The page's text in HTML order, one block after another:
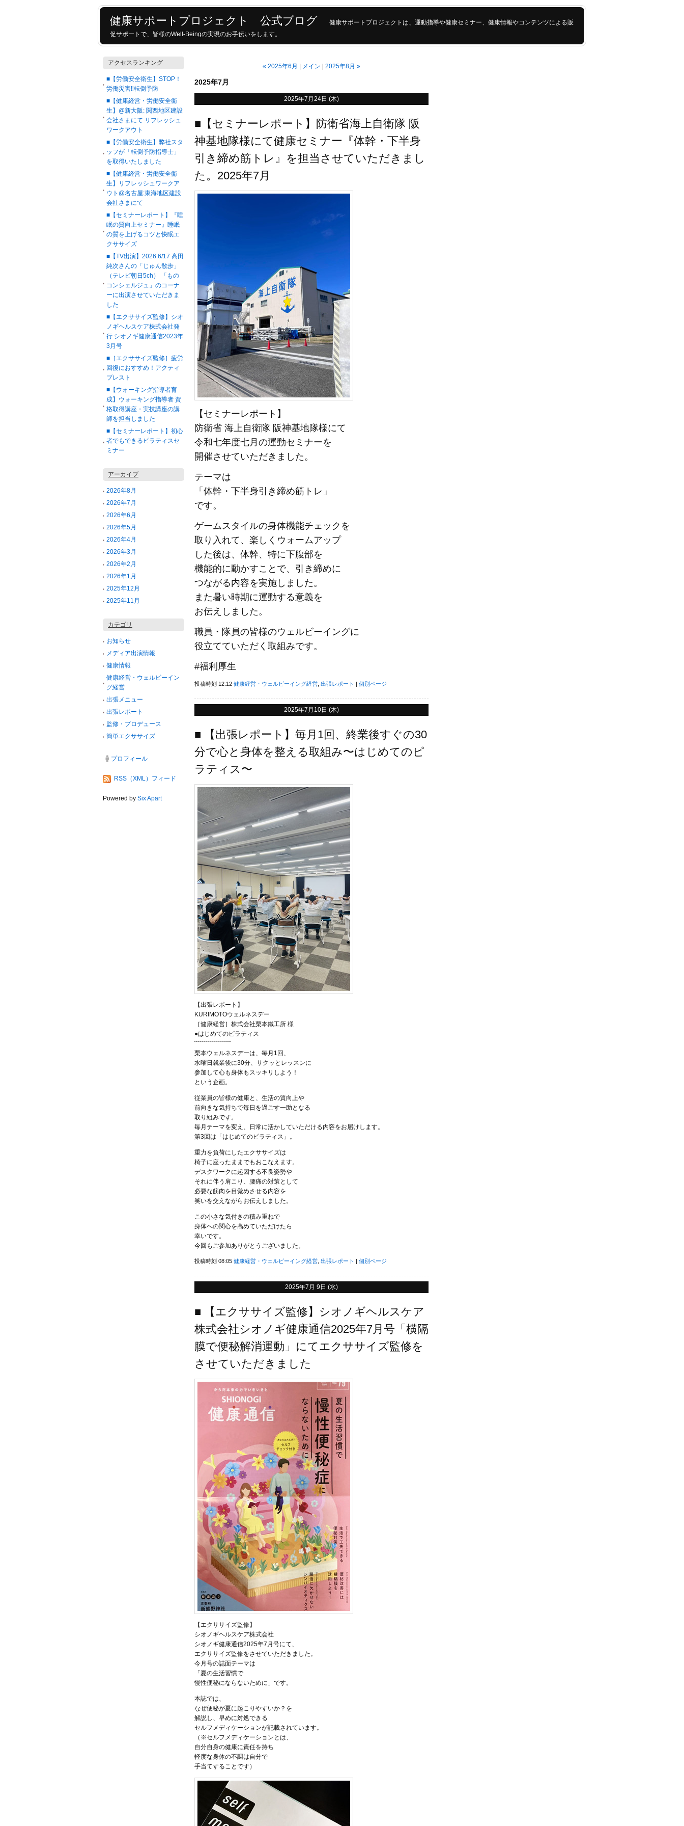
健康サポートプロジェクト 公式ブログ
健康サポートプロジェクトは、運動指導や健康セミナー、健康情報やコンテンツによる販
促サポートで、皆様のWell-Beingの実現のお手伝いをします。
アクセスランキング
■【労働安全衛生】STOP！
労働災害‼転倒予防
■【健康経営・労働安全衛
生】@新大阪: 関西地区建設
会社さまにて リフレッシュ
ワークアウト
■【労働安全衛生】弊社スタ
ッフが「転倒予防指導士」
を取得いたしました
■【健康経営・労働安全衛
生】リフレッシュワークア
ウト@名古屋:東海地区建設
会社さまにて
■【セミナーレポート】『睡
眠の質向上セミナー』睡眠
の質を上げるコツと快眠エ
クササイズ
■【TV出演】2026.6/17 高田
純次さんの「じゅん散歩」
（テレビ朝日5ch） 「もの
コンシェルジュ」のコーナ
ーに出演させていただきま
した
■【エクササイズ監修】シオ
ノギヘルスケア株式会社発
行 シオノギ健康通信2023年
3月号
■［エクササイズ監修］疲労
回復におすすめ！アクティ
ブレスト
■【ウォーキング指導者育
成】ウォーキング指導者 資
格取得講座・実技講座の講
師を担当しました
■【セミナーレポート】初心
者でもできるピラティスセ
ミナー
アーカイブ
2026年8月
2026年7月
2026年6月
2026年5月
2026年4月
2026年3月
2026年2月
2026年1月
2025年12月
2025年11月
カテゴリ
お知らせ
メディア出演情報
健康情報
健康経営・ウェルビーイン
グ経営
出張メニュー
出張レポート
監修・プロデュース
簡単エクササイズ
プロフィール
RSS（XML）フィード
Powered by Six Apart
« 2025年6月 メイン 2025年8月 »
2025年7月
2025年7月24日 (木)
■【セミナーレポート】防衛省海上自衛隊 阪
神基地隊様にて健康セミナー『体幹・下半身
引き締め筋トレ』を担当させていただきまし
た。2025年7月
【セミナーレポート】
防衛省 海上自衛隊 阪神基地隊様にて
令和七年度七月の運動セミナーを
開催させていただきました。
テーマは
「体幹・下半身引き締め筋トレ」
です。
ゲームスタイルの身体機能チェックを
取り入れて、楽しくウォームアップ
した後は、体幹、特に下腹部を
機能的に動かすことで、引き締めに
つながる内容を実施しました。
また暑い時期に運動する意義を
お伝えしました。
職員・隊員の皆様のウェルビーイングに
役立てていただく取組みです。
#福利厚生
投稿時刻 12:12 健康経営・ウェルビーイング経営 出張レポート | 個別ページ
2025年7月10日 (木)
■ 【出張レポート】毎月1回、終業後すぐの30
分で心と身体を整える取組み〜はじめてのピ
ラティス〜
【出張レポート】
KURIMOTOウェルネスデー
［健康経営］株式会社栗本鐵工所 様
●はじめてのピラティス
¨¨¨¨¨¨¨¨¨¨¨¨¨¨¨¨¨¨
栗本ウェルネスデーは、毎月1回、
水曜日就業後に30分、サクッとレッスンに
参加して心も身体もスッキリしよう！
という企画。
従業員の皆様の健康と、生活の質向上や
前向きな気持ちで毎日を過ごす一助となる
取り組みです。
毎月テーマを変え、日常に活かしていただける内容をお届けします。
第3回は「はじめてのピラティス」。
重力を負荷にしたエクササイズは
椅子に座ったままでもおこなえます。
デスクワークに起因する不良姿勢や
それに伴う肩こり、腰痛の対策として
必要な筋肉を目覚めさせる内容を
笑いを交えながらお伝えしました。
この小さな気付きの積み重ねで
身体への関心を高めていただけたら
幸いです。
今回もご参加ありがとうございました。
投稿時刻 08:05 健康経営・ウェルビーイング経営 出張レポート | 個別ページ
2025年7月 9日 (水)
■ 【エクササイズ監修】シオノギヘルスケア
株式会社シオノギ健康通信2025年7月号「横隔
膜で便秘解消運動」にてエクササイズ監修を
させていただきました
【エクササイズ監修】
シオノギヘルスケア株式会社
シオノギ健康通信2025年7月号にて、
エクササイズ監修をさせていただきました。
今月号の誌面テーマは
「夏の生活習慣で
慢性便秘にならないために」です。
本誌では、
なぜ便秘が夏に起こりやすいか？を
解説し、早めに対処できる
セルフメディケーションが記載されています。
（※セルフメディケーションとは、
自分自身の健康に責任を持ち
軽度な身体の不調は自分で
手当てすることです）